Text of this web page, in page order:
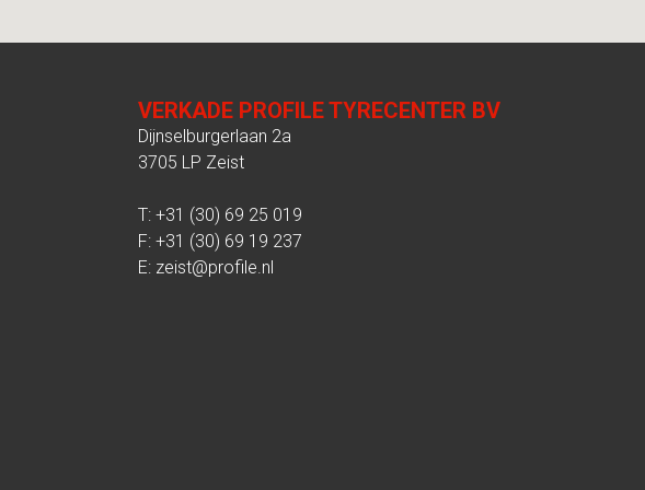
VERKADE PROFILE TYRECENTER BV
Dijnselburgerlaan 2a
3705 LP Zeist
T: +31 (30) 69 25 019
F: +31 (30) 69 19 237
E: zeist@profile.nl